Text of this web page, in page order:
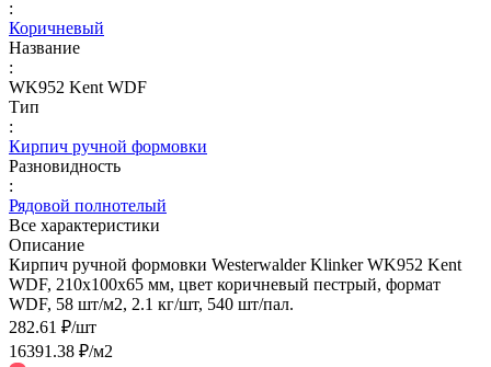
:
Коричневый
Название
:
WK952 Kent WDF
Тип
:
Кирпич ручной формовки
Разновидность
:
Рядовой полнотелый
Все характеристики
Описание
Кирпич ручной формовки Westerwalder Klinker WK952 Kent
WDF, 210x100x65 мм, цвет коричневый пестрый, формат
WDF, 58 шт/м2, 2.1 кг/шт, 540 шт/пал.
282.61 ₽/шт
16391.38 ₽/м2